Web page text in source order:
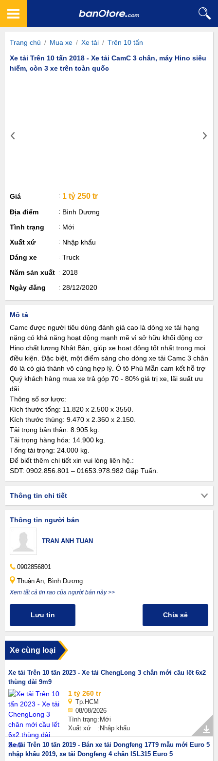
Trang chủ / Mua xe / Xe tải / Trên 10 tấn
Xe tải Trên 10 tấn 2018 - Xe tải CamC 3 chân, máy Hino siêu
hiếm, còn 3 xe trên toàn quốc
Giá 1 tỷ 250 tr
Địa điểm
Bình Dương
Tình trạng
Mới
Xuất xứ
Nhập khẩu
Dáng xe
Truck
Năm sản xuất
2018
Ngày đăng
28/12/2020
Mô tả
Camc được người tiêu dùng đánh giá cao là dòng xe tải hạng
nặng có khả năng hoạt động mạnh mẽ vì sở hữu khối động cơ
Hino chất lượng Nhật Bản, giúp xe hoạt động tốt nhất trong mọi
điều kiện. Đặc biệt, một điểm sáng cho dòng xe tải Camc 3 chân
đó là có giá thành vô cùng hợp lý. Ô tô Phú Mẫn cam kết hỗ trợ
Quý khách hàng mua xe trả góp 70 - 80% giá trị xe, lãi suất ưu
đãi.
Thông số sơ lược:
Kích thước tổng: 11.820 x 2.500 x 3550.
Kích thước thùng: 9.470 x 2.360 x 2.150.
Tải trọng bản thân: 8.905 kg.
Tải trọng hàng hóa: 14.900 kg.
Tổng tải trọng: 24.000 kg.
Để biết thêm chi tiết xin vui lòng liên hệ.:
SDT: 0902.856.801 – 01653.978.982 Gặp Tuấn.
Thông tin chi tiết
Thông tin người bán
TRAN ANH TUAN
0902856801
Thuận An, Bình Dương
Xem tất cả tin rao của người bán này >>
Lưu tin Chia sẻ
Xe cùng loại
Xe tải Trên 10 tấn 2023 - Xe tải ChengLong 3 chân mới cầu lết 6x2
thùng dài 9m9
1 tỷ 260 tr
Tp.HCM
08/08/2026
Tình trạng Mới
Xuất xứ
Nhập khẩu
Xe tải Trên 10 tấn 2019 - Bán xe tải Dongfeng 17T9 mẫu mới Euro 5
nhập khẩu 2019, xe tải Dongfeng 4 chân ISL315 Euro 5